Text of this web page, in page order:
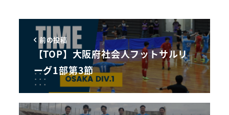
前の投稿
【TOP】大阪府社会人フットサルリ
ーグ1部第3節